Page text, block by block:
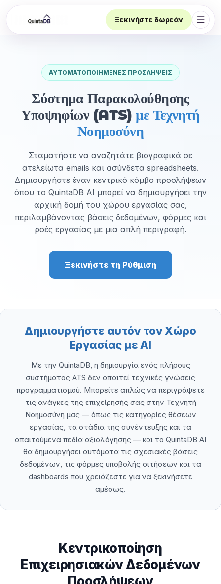
Ξεκινήστε δωρεάν
ΑΥΤΟΜΑΤΟΠΟΙΗΜΈΝΕΣ ΠΡΟΣΛΉΨΕΙΣ
Σύστημα Παρακολούθησης
Υποψηφίων (ATS)με Τεχνητή
Νοημοσύνη
Σταματήστε να αναζητάτε βιογραφικά σε
ατελείωτα emails και ασύνδετα spreadsheets.
Δημιουργήστε έναν κεντρικό κόμβο προσλήψεων
όπου το QuintaDB AI μπορεί να δημιουργήσει την
αρχική δομή του χώρου εργασίας σας,
περιλαμβάνοντας βάσεις δεδομένων, φόρμες και
ροές εργασίας με μια απλή περιγραφή.
Ξεκινήστε τη Ρύθμιση
Δημιουργήστε αυτόν τον Χώρο
Εργασίας με AI
Με την QuintaDB, η δημιουργία ενός πλήρους
συστήματος ATS δεν απαιτεί τεχνικές γνώσεις
προγραμματισμού. Μπορείτε απλώς να περιγράψετε
τις ανάγκες της επιχείρησής σας στην Τεχνητή
Νοημοσύνη μας — όπως τις κατηγορίες θέσεων
εργασίας, τα στάδια της συνέντευξης και τα
απαιτούμενα πεδία αξιολόγησης — και το QuintaDB AI
θα δημιουργήσει αυτόματα τις σχεσιακές βάσεις
δεδομένων, τις φόρμες υποβολής αιτήσεων και τα
dashboards που χρειάζεστε για να ξεκινήσετε
αμέσως.
Κεντρικοποίηση
Επιχειρησιακών Δεδομένων
Προσλήψεων